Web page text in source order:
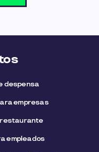
despensa
empresas
restaurante
empleados​